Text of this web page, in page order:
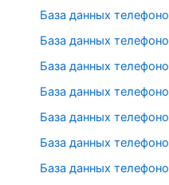
База данных
База данных
База данных
База данных
База данных
База данных
База данных